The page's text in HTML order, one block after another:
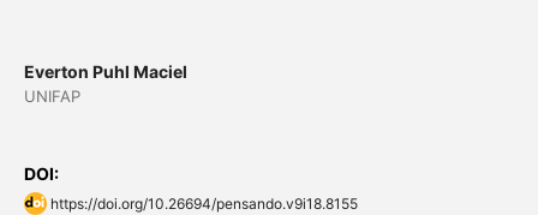
Everton Puhl Maciel
UNIFAP
DOI:
https://doi.org/10.26694/pensando.v9i18.8155